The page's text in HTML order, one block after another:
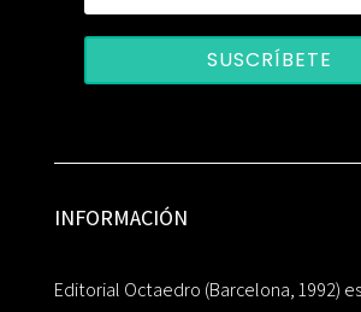
SUSCRÍBETE
INFORMACIÓN
Editorial Octaedro (Barcelona, 1992)